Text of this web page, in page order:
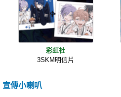
彩虹社
3SKM明信片
宣傳小喇叭